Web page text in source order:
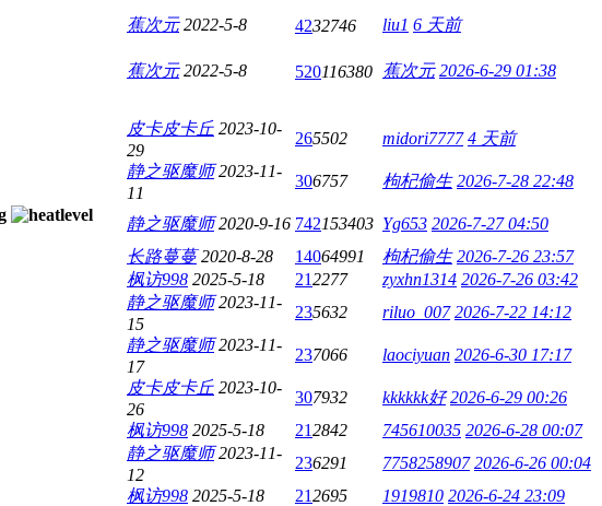
蕉次元 2022-5-8 4232746 liu1 6 天前
蕉次元 2022-5-8 520116380 蕉次元 2026-6-29 01:38
皮卡皮卡丘 2023-10-
29
265502 midori7777 4 天前
静之驱魔师 2023-11-
11
306757 枸杞偷生 2026-7-28 22:48
静之驱魔师 2020-9-16 742153403 Yg653 2026-7-27 04:50
长路蔓蔓 2020-8-28 14064991 枸杞偷生 2026-7-26 23:57
枫访998 2025-5-18 212277 zyxhn1314 2026-7-26 03:42
静之驱魔师 2023-11-
15
235632 riluo_007 2026-7-22 14:12
静之驱魔师 2023-11-
17
237066 laociyuan 2026-6-30 17:17
皮卡皮卡丘 2023-10-
26
307932 kkkkkk好 2026-6-29 00:26
枫访998 2025-5-18 212842 745610035 2026-6-28 00:07
静之驱魔师 2023-11-
12
236291 7758258907 2026-6-26 00:04
枫访998 2025-5-18 212695 1919810 2026-6-24 23:09